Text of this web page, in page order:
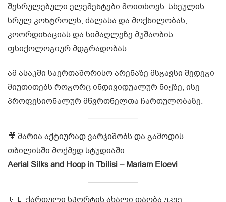
შესრულებული ელემენტები მოითხოვს: სხეულის
სრულ კონტროლს, ძალასა და მოქნილობას,
კოორდინაციას და სიმაღლეზე მუშაობის
ფსიქოლოგიურ მდგრადობას.
ამ ასაკში საერთაშორისო არენაზე მსგავსი შედეგი
მიუთითებს როგორც ინდივიდუალურ ნიჭზე, ისე
პროფესიონალურ მწვრთნელთა ჩართულობაზე.
🎥 მარია აქტიურად ვარჯიშობს და გამოდის
თბილისში მოქმედ სტუდიაში:
Aerial Silks and Hoop in Tbilisi – Mariam Eloevi